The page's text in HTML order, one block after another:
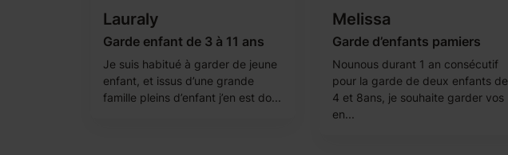
Lauraly
Garde enfant de 3 à 11 ans
Je suis habitué à garder de jeune
enfant, et issus d’une grande
famille pleins d’enfant j’en est do...
Melissa
Garde d’enfants pamiers
Nounous durant 1 an consécutif
pour la garde de deux enfants de
4 et 8ans, je souhaite garder vos
en...